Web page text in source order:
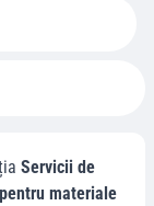
Servicii de
materiale